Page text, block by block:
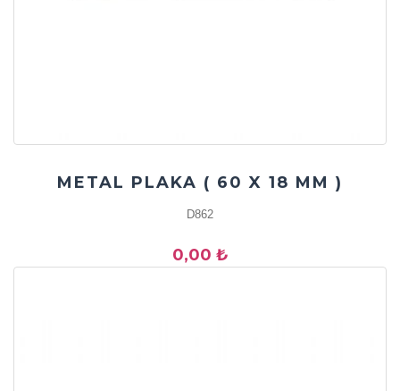
METAL PLAKA ( 60 X 18 MM )
D862
0,00 ₺